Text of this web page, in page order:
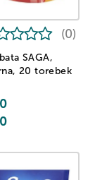
SAGA,
20 torebek
(0)